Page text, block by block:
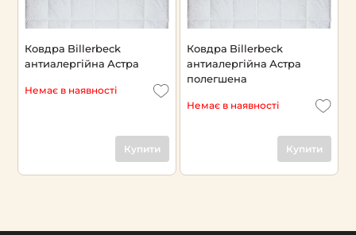
Ковдра Billerbeck
антиалергійна Астра
Немає в наявності
Купити
Ковдра Billerbeck
антиалергійна Астра
полегшена
Немає в наявності
Купити